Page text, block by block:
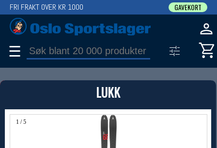
LUKK
1 / 5
FRI FRAKT OVER KR 1000 GAVEKORT
☰
PRODUKT
Produkter (1)
Bruk filter til å spisse søket